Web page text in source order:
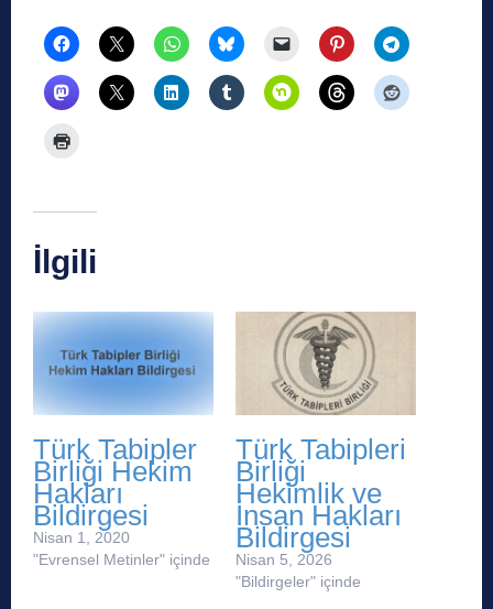
İlgili
Türk Tabipler
Birliği Hekim
Hakları
Bildirgesi
Nisan 1, 2020
"Evrensel Metinler" içinde
Türk Tabipleri
Birliği
Hekimlik ve
İnsan Hakları
Bildirgesi
Nisan 5, 2026
"Bildirgeler" içinde